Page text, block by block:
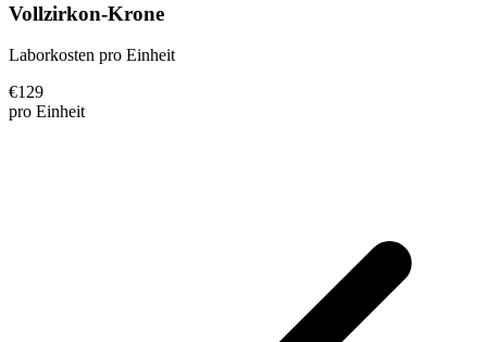
Vollzirkon-Krone
Laborkosten pro Einheit
€129
pro Einheit